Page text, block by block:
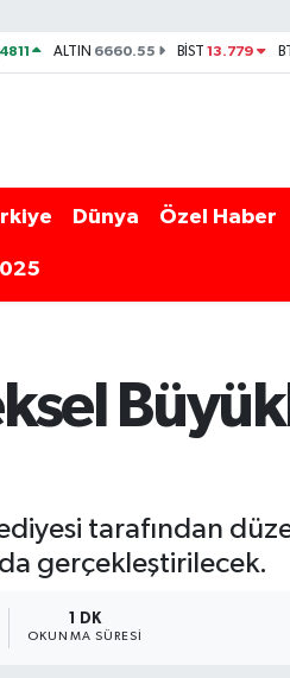
ALTIN 6660.55 BİST13.779
Dünya Özel Haber
tarafından
gerçekleştirilecek.
1 DK
OKUNMA SÜRESI